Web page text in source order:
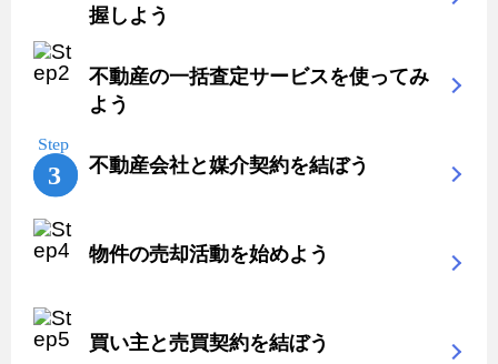
握しよう
不動産の一括査定サービスを使ってみ
よう
不動産会社と媒介契約を結ぼう
物件の売却活動を始めよう
買い主と売買契約を結ぼう